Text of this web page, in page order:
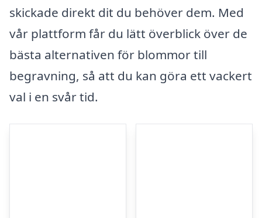
skickade direkt dit du behöver dem. Med
vår plattform får du lätt överblick över de
bästa alternativen för blommor till
begravning, så att du kan göra ett vackert
val i en svår tid.